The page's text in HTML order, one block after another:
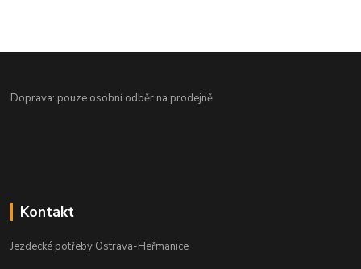
Doprava: pouze osobní odběr na prodejně
Kontakt
Jezdecké potřeby Ostrava-Heřmanice